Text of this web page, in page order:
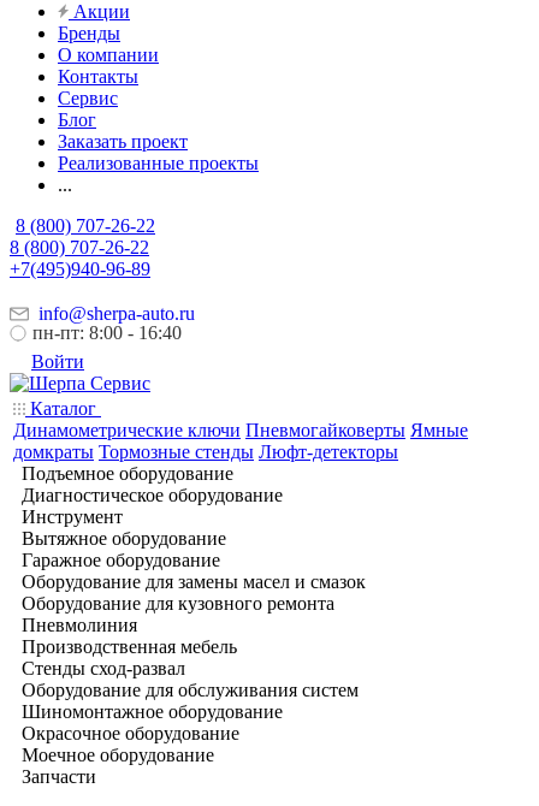
Акции
Бренды
О компании
Контакты
Сервис
Блог
Заказать проект
Реализованные проекты
...
8 (800) 707-26-22
8 (800) 707-26-22
+7(495)940-96-89
info@sherpa-auto.ru
пн-пт: 8:00 - 16:40
Войти
Каталог
Динамометрические ключи Пневмогайковерты Ямные
домкраты Тормозные стенды Люфт-детекторы
Подъемное оборудование
Диагностическое оборудование
Инструмент
Вытяжное оборудование
Гаражное оборудование
Оборудование для замены масел и смазок
Оборудование для кузовного ремонта
Пневмолиния
Производственная мебель
Стенды сход-развал
Оборудование для обслуживания систем
Шиномонтажное оборудование
Окрасочное оборудование
Моечное оборудование
Запчасти